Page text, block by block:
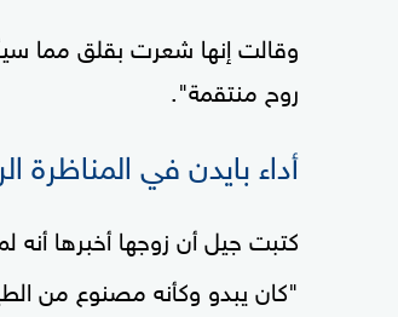
وقالت إنها شعرت بقلق مما
روح منتقمة".
أداء بايدن في المناظرة
كتبت جيل أن زوجها أخبرها أنه
"كان يبدو وكأنه مصنوع من